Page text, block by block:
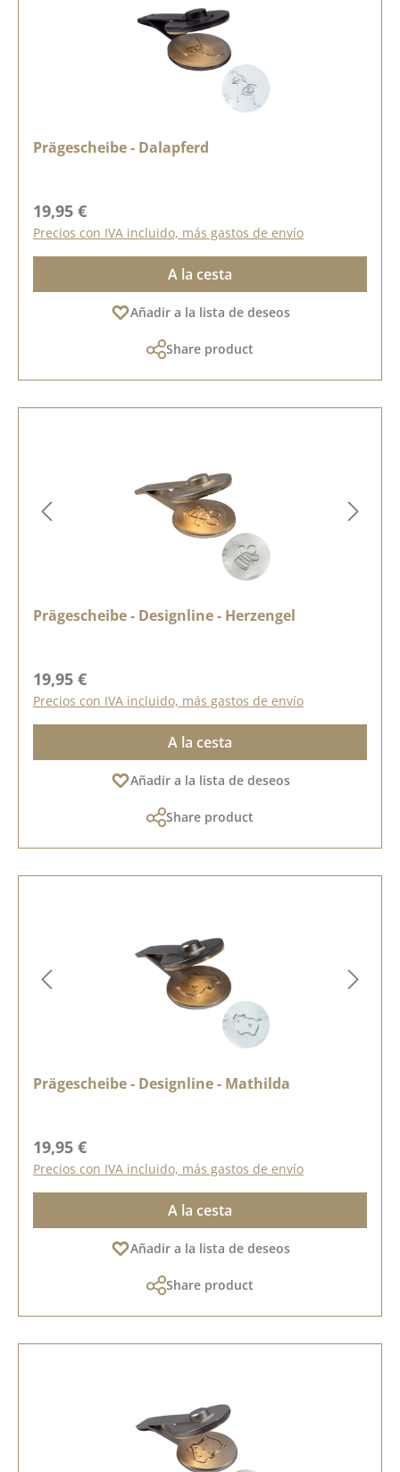
Prägescheibe - Dalapferd
Precio normal:
19,95 €
Precios con IVA incluido, más gastos de envío
A la cesta
Añadir a la lista de deseos
Share product
Prägescheibe - Designline - Herzengel
Precio normal:
19,95 €
Precios con IVA incluido, más gastos de envío
A la cesta
Añadir a la lista de deseos
Share product
Prägescheibe - Designline - Mathilda
Precio normal:
19,95 €
Precios con IVA incluido, más gastos de envío
A la cesta
Añadir a la lista de deseos
Share product